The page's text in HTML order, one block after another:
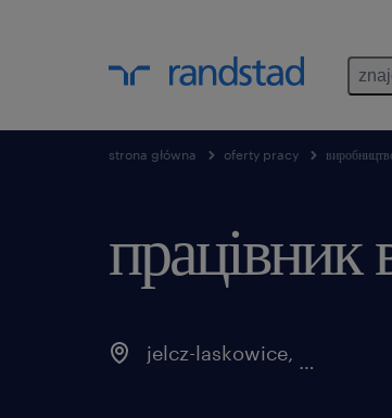
strona główna oferty pracy
працівник
jelcz-laskowice,